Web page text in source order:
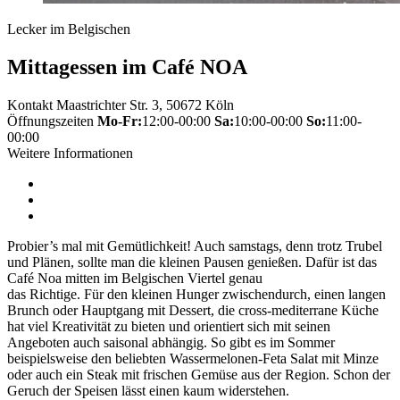
Lecker im Belgischen
Mittagessen im Café NOA
Kontakt Maastrichter Str. 3, 50672 Köln
Öffnungszeiten Mo-Fr:12:00-00:00 Sa:10:00-00:00 So:11:00-
00:00
Weitere Informationen
Probier’s mal mit Gemütlichkeit! Auch samstags, denn trotz Trubel
und Plänen, sollte man die kleinen Pausen genießen. Dafür ist das
Café Noa mitten im Belgischen Viertel genau
das Richtige. Für den kleinen Hunger zwischendurch, einen langen
Brunch oder Hauptgang mit Dessert, die cross-mediterrane Küche
hat viel Kreativität zu bieten und orientiert sich mit seinen
Angeboten auch saisonal abhängig. So gibt es im Sommer
beispielsweise den beliebten Wassermelonen-Feta Salat mit Minze
oder auch ein Steak mit frischen Gemüse aus der Region. Schon der
Geruch der Speisen lässt einen kaum widerstehen.